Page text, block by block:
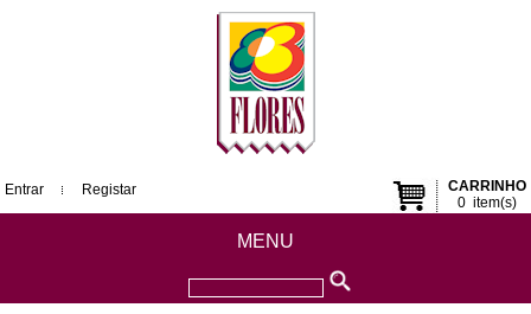
CARRINHO
0item(s)
Entrar Registar
MENU